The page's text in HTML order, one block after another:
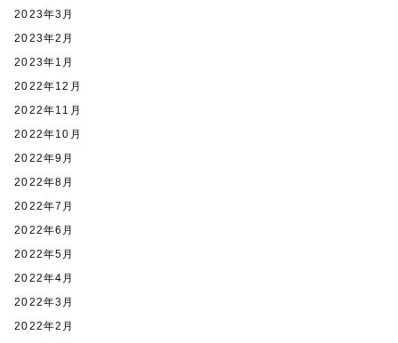
2023年3月
2023年2月
2023年1月
2022年12月
2022年11月
2022年10月
2022年9月
2022年8月
2022年7月
2022年6月
2022年5月
2022年4月
2022年3月
2022年2月